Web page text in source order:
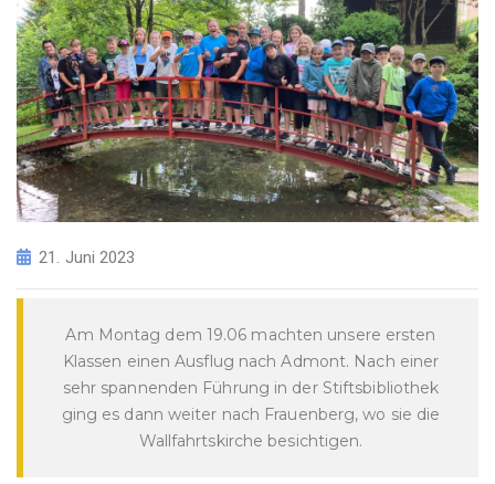
21. Juni 2023
Am Montag dem 19.06 machten unsere ersten
Klassen einen Ausflug nach Admont. Nach einer
sehr spannenden Führung in der Stiftsbibliothek
ging es dann weiter nach Frauenberg, wo sie die
Wallfahrtskirche besichtigen.